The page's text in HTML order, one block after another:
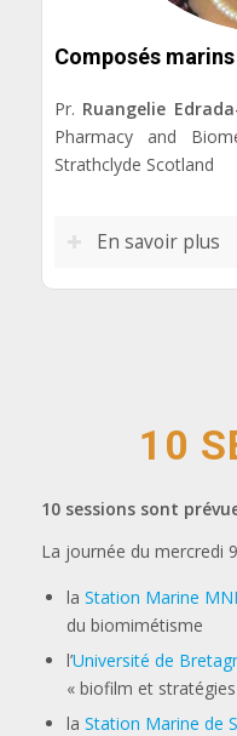
Composés
Pr. Ruangelie
Pharmacy and
Strathclyde Scotland
En savoir plus
10
10 sessions sont
La journée du mercredi
la Station Marine
du biomimétisme
l’Université de
« biofilm et
la Station Marine de